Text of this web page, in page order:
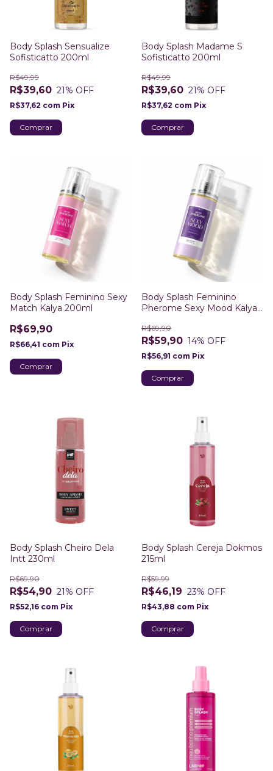
Body Splash Sensualize
Sofisticatto 200ml
R$39,60
R$49,99
21% OFF
R$37,62 com Pix
Body Splash Madame S
Sofisticatto 200ml
R$39,60
R$49,99
21% OFF
R$37,62 com Pix
Body Splash Feminino Sexy
Match Kalya 200ml
R$69,90
R$66,41 com Pix
Body Splash Feminino
Pherome Sexy Mood Kalya
R$59,90
R$69,90
14% OFF
R$56,91 com Pix
Body Splash Cheiro Dela
Intt 230ml
R$54,90
R$69,90
21% OFF
R$52,16 com Pix
Body Splash Cereja Dokmos
215ml
R$46,19
R$59,99
23% OFF
R$43,88 com Pix